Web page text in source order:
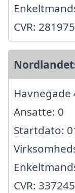
CVR:
Havnegade
Ansatte: 0
Startdato:
CVR: